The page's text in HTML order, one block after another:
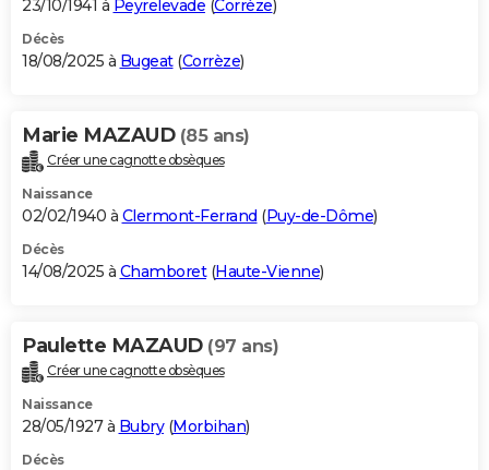
23/10/1941 à Peyrelevade (Corrèze)
Décès
18/08/2025 à Bugeat(Corrèze)
Marie MAZAUD (85 ans)
Créer une cagnotte obsèques
Naissance
02/02/1940 à Clermont-Ferrand (Puy-de-Dôme)
Décès
14/08/2025 à Chamboret(Haute-Vienne)
Paulette MAZAUD (97 ans)
Créer une cagnotte obsèques
Naissance
28/05/1927 à Bubry(Morbihan)
Décès